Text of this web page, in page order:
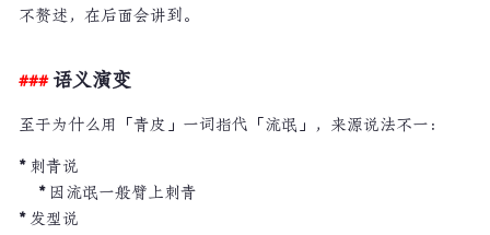
不赘述，在后面会讲到。
语义演变
至于为什么用「青皮」一词指代「流氓」，来源说法不一：
刺青说
因流氓一般臂上刺青
发型说